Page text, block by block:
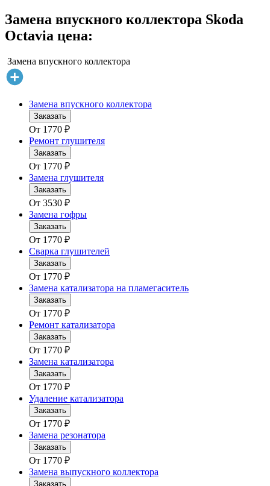
Замена впускного коллектора Skoda
Octavia цена:
Замена впускного коллектора
Замена впускного коллектора
Заказать
От 1770 ₽
Ремонт глушителя
Заказать
От 1770 ₽
Замена глушителя
Заказать
От 3530 ₽
Замена гофры
Заказать
От 1770 ₽
Сварка глушителей
Заказать
От 1770 ₽
Замена катализатора на пламегаситель
Заказать
От 1770 ₽
Ремонт катализатора
Заказать
От 1770 ₽
Замена катализатора
Заказать
От 1770 ₽
Удаление катализатора
Заказать
От 1770 ₽
Замена резонатора
Заказать
От 1770 ₽
Замена выпускного коллектора
Заказать